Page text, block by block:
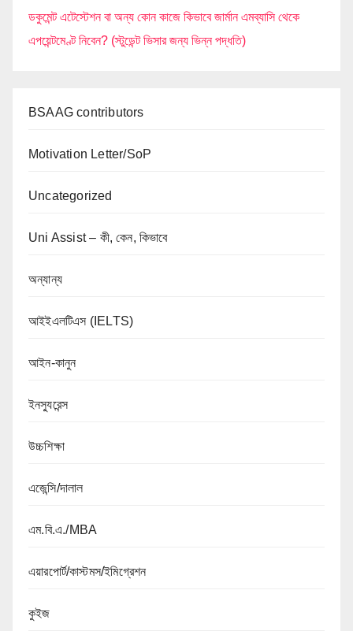
ডকুমেন্ট এটেস্টেশন বা অন্য কোন কাজে কিভাবে জার্মান এমব্যাসি থেকে
এপয়েন্টমেণ্ট নিবেন? (স্টুডেন্ট ভিসার জন্য ভিন্ন পদ্ধতি)
BSAAG contributors
Motivation Letter/SoP
Uncategorized
Uni Assist – কী, কেন, কিভাবে
অন্যান্য
আইইএলটিএস (IELTS)
আইন-কানুন
ইনস্যুরেন্স
উচ্চশিক্ষা
এজেন্সি/দালাল
এম.বি.এ./MBA
এয়ারপোর্ট/কাস্টমস/ইমিগ্রেশন
কুইজ